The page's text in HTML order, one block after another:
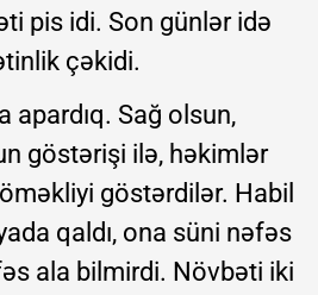
pis idi. Son günlər idə
çəkidi.
apardıq. Sağ olsun,
göstərişi ilə, həkimlər
göstərdilər. Habil
qaldı, ona süni nəfəs
ala bilmirdi. Növbəti iki